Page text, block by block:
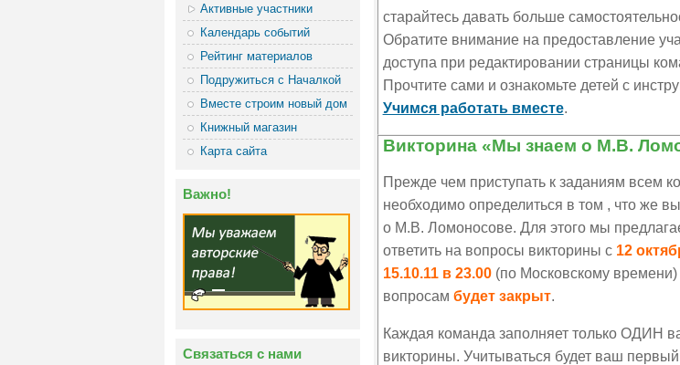
Активные участники
Календарь событий
Рейтинг материалов
Подружиться с Началкой
Вместе строим новый дом
Книжный магазин
Карта сайта
Важно!
Связаться с нами
старайтесь давать больше
Обратите внимание на предоставление
доступа при редактировании страницы
Прочтите сами и ознакомьте детей с
Учимся работать вместе.
Викторина «Мы знаем о М.В.
Прежде чем приступать к заданиям всем
необходимо определиться в том , что же
о М.В. Ломоносове. Для этого мы
ответить на вопросы викторины с 12
15.10.11 в 23.00(по Московскому времени)
вопросам будет закрыт.
Каждая команда заполняет только ОДИН
викторины. Учитываться будет ваш